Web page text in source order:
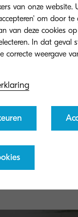
van onze website.
om door
van deze cookies
In dat